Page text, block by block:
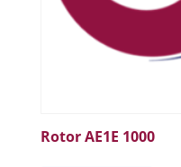
Rotor AE1E 1000